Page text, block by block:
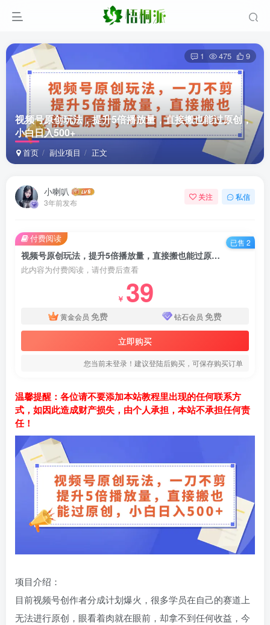
视频号原创玩法，提升5倍播放量，直接搬也能过原创，
小白日入500+
首页 副业项目 正文
1 475 9
小喇叭
3年前发布
关注 私信
视频号原创玩法，提升5倍播放量，直接搬也能过原创，小白日入500+
此内容为付费阅读，请付费后查看
￥ 39
黄金会员 免费 钻石会员 免费
立即购买
您当前未登录！建议登陆后购买，可保存购买订单
付费阅读 已售 2
温馨提醒：各位请不要添加本站教程里出现的任何联系方
式，如因此造成财产损失，由个人承担，本站不承担任何责
任！
项目介绍：
目前视频号创作者分成计划爆火，很多学员在自己的赛道上
无法进行原创，眼看着肉就在眼前，却拿不到任何收益，今